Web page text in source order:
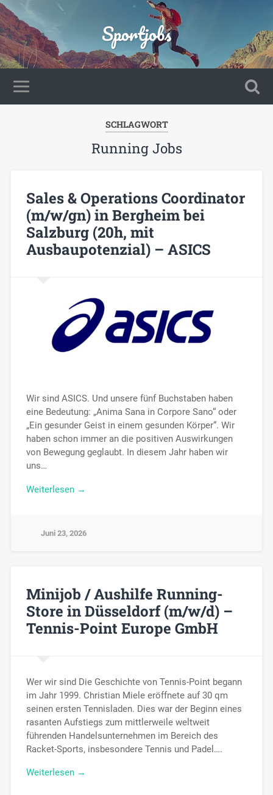
Sportjobs
SCHLAGWORT
Running Jobs
Sales & Operations Coordinator
(m/w/gn) in Bergheim bei
Salzburg (20h, mit
Ausbaupotenzial) – ASICS
Wir sind ASICS. Und unsere fünf Buchstaben haben
eine Bedeutung: „Anima Sana in Corpore Sano“ oder
„Ein gesunder Geist in einem gesunden Körper“. Wir
haben schon immer an die positiven Auswirkungen
von Bewegung geglaubt. In diesem Jahr haben wir
uns…
Weiterlesen →
Juni 23, 2026
Minijob / Aushilfe Running-
Store in Düsseldorf (m/w/d) –
Tennis-Point Europe GmbH
Wer wir sind Die Geschichte von Tennis-Point begann
im Jahr 1999. Christian Miele eröffnete auf 30 qm
seinen ersten Tennisladen. Dies war der Beginn eines
rasanten Aufstiegs zum mittlerweile weltweit
führenden Handelsunternehmen im Bereich des
Racket-Sports, insbesondere Tennis und Padel….
Weiterlesen →